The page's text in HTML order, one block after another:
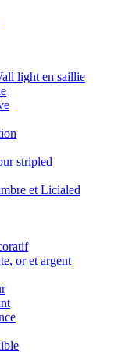
light en saillie
stripled
et Licialed
or et argent